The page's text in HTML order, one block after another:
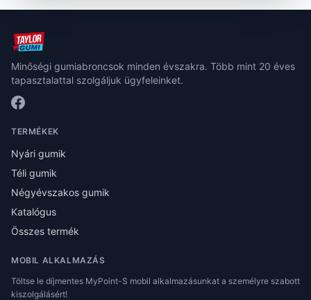
Minőségi gumiabroncsok minden évszakra. Több mint 20 éves
tapasztalattal szolgáljuk ügyfeleinket.
TERMÉKEK
Nyári gumik
Téli gumik
Négyévszakos gumik
Katalógus
Összes termék
MOBIL ALKALMAZÁS
Töltse le díjmentes MyPoint-S mobil alkalmazásunkat a személyre szabott
kiszolgálásért!